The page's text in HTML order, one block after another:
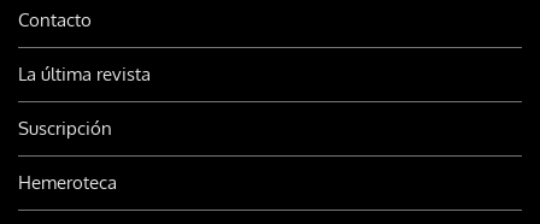
Contacto
La última revista
Suscripción
Hemeroteca